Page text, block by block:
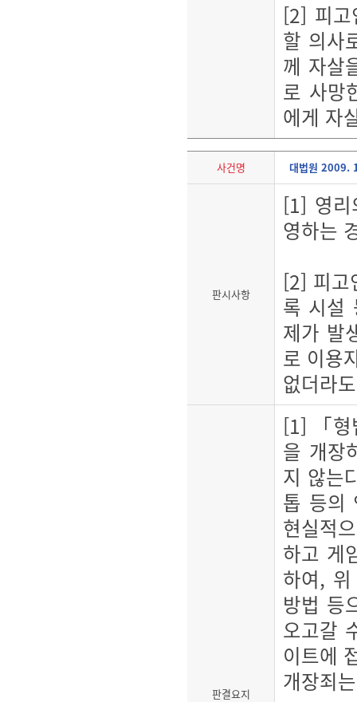
[2] 피고
할 의사
께 자살
로 사망
에게 자
사건명 대법원 2009.
판시사항
[1] 영리
영하는
[2] 피고
록 시설
제가 발
로 이용
없더라
판결요지
[1] 「형
을 개장
지 않는
톱 등의
현실적
하고 게
하여,
방법 등
오고갈
이트에
개장죄